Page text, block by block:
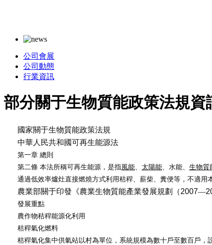
公司會展
公司動態
行業資訊
部分關于生物質能政策法規資
國家關于生物質能政策法規
中華人民共和國可再生能源法
第一章 總則
第二條 本法所稱可再生能源，是指風能、 太陽能、水能、 生物質
通過低效率爐灶直接燃燒方式利用秸稈、薪柴、糞便等，不適用
農業部關于印發《農業生物質能產業發展規劃（2007—
發展重點
農作物秸稈能源化利用
秸稈氣化燃料
秸稈氣化集中供氣站以村為單位，系統規模為數十戶至數百戶